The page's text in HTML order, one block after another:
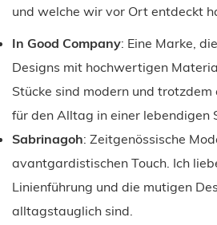
und welche wir vor Ort entdeckt
In Good Company: Eine Marke,
Designs mit hochwertigen
Stücke sind modern und
für den Alltag in einer lebendigen
Sabrinagoh: Zeitgenössische
avantgardistischen Touch. Ich
Linienführung und die mutigen
alltagstauglich sind.